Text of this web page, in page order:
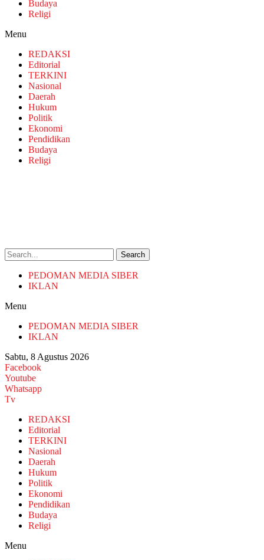
Budaya
Religi
Menu
REDAKSI
Editorial
TERKINI
Nasional
Daerah
Hukum
Politik
Ekonomi
Pendidikan
Budaya
Religi
Search
PEDOMAN MEDIA SIBER
IKLAN
Menu
PEDOMAN MEDIA SIBER
IKLAN
Sabtu, 8 Agustus 2026
Facebook
Youtube
Whatsapp
Tv
REDAKSI
Editorial
TERKINI
Nasional
Daerah
Hukum
Politik
Ekonomi
Pendidikan
Budaya
Religi
Menu